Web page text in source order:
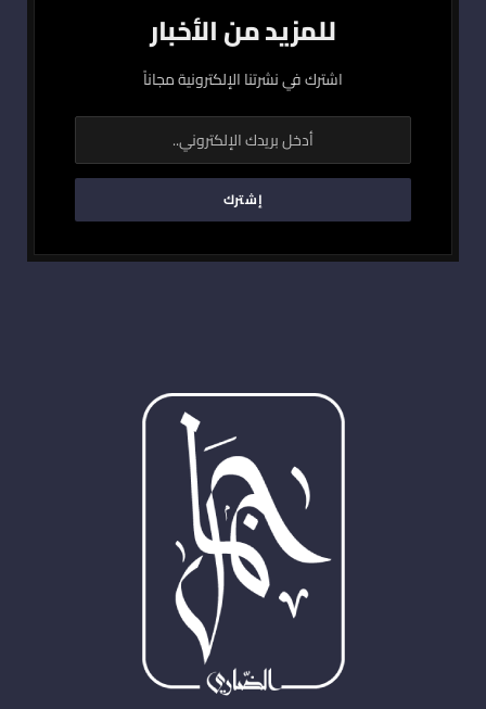
للمزيد من الأخبار
اشترك في نشرتنا الإلكترونية مجاناً